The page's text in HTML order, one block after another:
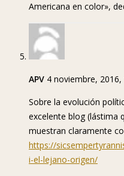
Americana en color»,
APV 4 noviembre, 2016,
Sobre la evolución
excelente blog (lástima
muestran claramente
https://
i-el-lejano-origen/